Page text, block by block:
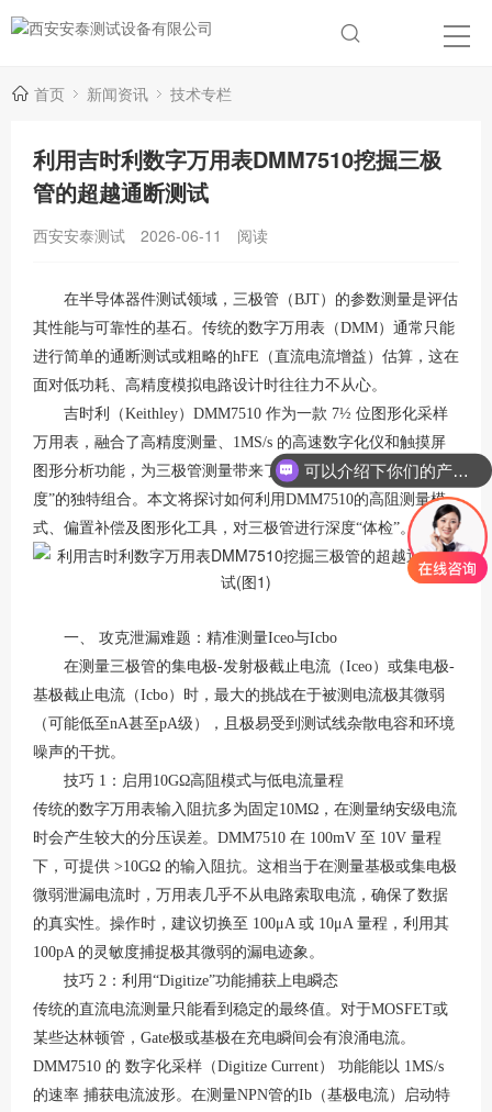
首页 新闻资讯 技术专栏
利用吉时利数字万用表DMM7510挖掘三极
管的超越通断测试
西安安泰测试 2026-06-11 阅读
在半导体器件测试领域，三极管（BJT）的参数测量是评估
其性能与可靠性的基石。传统的数字万用表（DMM）通常只能
进行简单的通断测试或粗略的hFE（直流电流增益）估算，这在
面对低功耗、高精度模拟电路设计时往往力不从心。
吉时利（Keithley）DMM7510 作为一款 7½ 位图形化采样
万用表，融合了高精度测量、1MS/s 的高速数字化仪和触摸屏
图形分析功能，为三极管测量带来了“示波器视角”与“皮安级精
度”的独特组合。本文将探讨如何利用DMM7510的高阻测量模
式、偏置补偿及图形化工具，对三极管进行深度“体检”。
一、 攻克泄漏难题：精准测量Iceo与Icbo
在测量三极管的集电极-发射极截止电流（Iceo）或集电极-
基极截止电流（Icbo）时，最大的挑战在于被测电流极其微弱
（可能低至nA甚至pA级），且极易受到测试线杂散电容和环境
噪声的干扰。
技巧 1：启用10GΩ高阻模式与低电流量程
传统的数字万用表输入阻抗多为固定10MΩ，在测量纳安级电流
时会产生较大的分压误差。DMM7510 在 100mV 至 10V 量程
下，可提供 >10GΩ 的输入阻抗。这相当于在测量基极或集电极
微弱泄漏电流时，万用表几乎不从电路索取电流，确保了数据
的真实性。操作时，建议切换至 100μA 或 10μA 量程，利用其
100pA 的灵敏度捕捉极其微弱的漏电迹象。
技巧 2：利用“Digitize”功能捕获上电瞬态
传统的直流电流测量只能看到稳定的最终值。对于MOSFET或
某些达林顿管，Gate极或基极在充电瞬间会有浪涌电流。
DMM7510 的 数字化采样（Digitize Current） 功能能以 1MS/s
的速率 捕获电流波形。在测量NPN管的Ib（基极电流）启动特
可以介绍下你们的产品么？